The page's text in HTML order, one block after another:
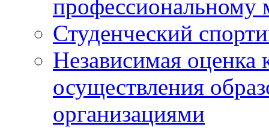
профессиональному
Студенческий
Независимая оценка
осуществления
организациями